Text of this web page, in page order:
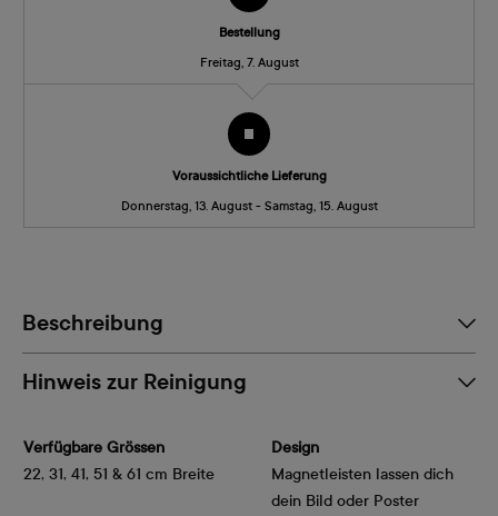
Bestellung
Freitag, 7. August
Voraussichtliche Lieferung
Donnerstag, 13. August - Samstag, 15. August
Beschreibung
Hinweis zur Reinigung
Verfügbare Grössen
22, 31, 41, 51 & 61 cm Breite
Design
Magnetleisten lassen dich
dein Bild oder Poster